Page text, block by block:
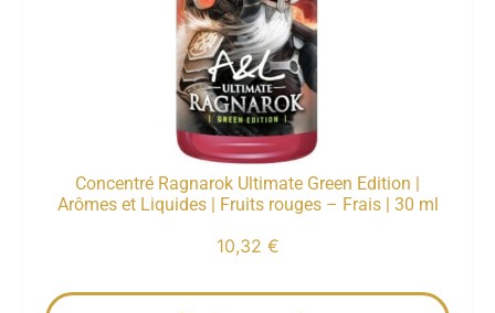
Concentré Ragnarok Ultimate Green Edition |
Arômes et Liquides | Fruits rouges – Frais | 30 ml
10,32 €